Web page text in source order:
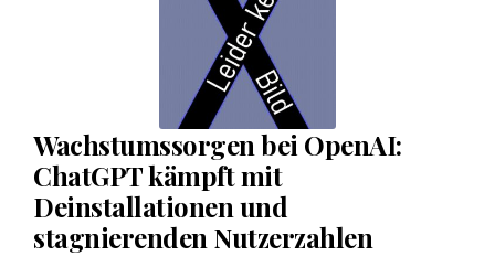
Wachstumssorgen bei OpenAI:
ChatGPT kämpft mit
Deinstallationen und
stagnierenden Nutzerzahlen